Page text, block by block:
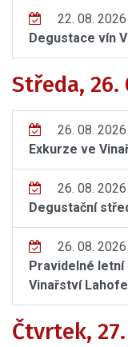
22. 08. 2026
Degustace vín
Středa, 26.
26. 08. 2026
Exkurze ve
26. 08. 2026
Degustační
26. 08. 2026
Pravidelné
Vinařství
Čtvrtek,